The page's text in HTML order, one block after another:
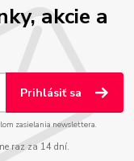
akcie a
Prihlásiť sa
zasielania newslettera.
raz za 14 dní.